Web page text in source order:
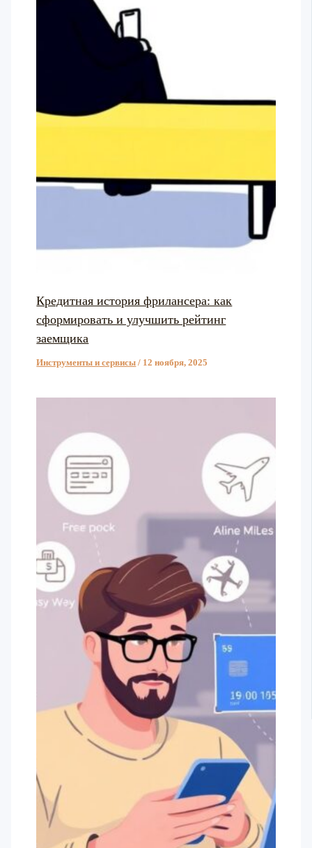
Кредитная история фрилансера: как
сформировать и улучшить рейтинг
заемщика
Инструменты и сервисы / 12 ноября, 2025